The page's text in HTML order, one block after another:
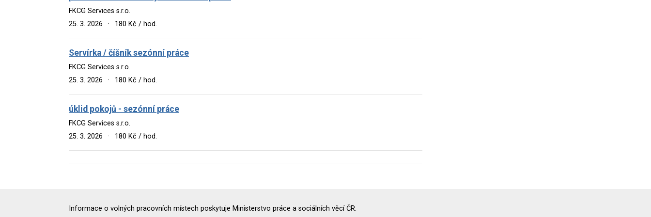
FKCG Services s.r.o.
25. 3. 2026
· 180 Kč / hod.
Servírka / číšník sezónní práce
FKCG Services s.r.o.
25. 3. 2026
· 180 Kč / hod.
úklid pokojů - sezónní práce
FKCG Services s.r.o.
25. 3. 2026
· 180 Kč / hod.
Informace o volných pracovních místech poskytuje Ministerstvo práce a sociálních věcí ČR.